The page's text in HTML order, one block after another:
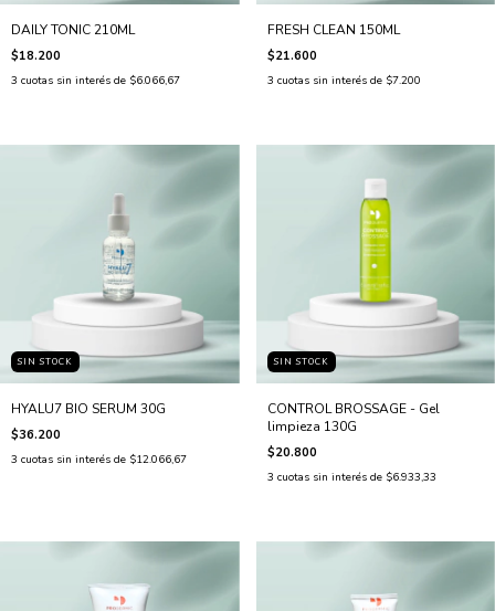
DAILY TONIC 210ML
$18.200
3 cuotas sin interés de $6.066,67
FRESH CLEAN 150ML
$21.600
3 cuotas sin interés de $7.200
SIN STOCK
HYALU7 BIO SERUM 30G
$36.200
3 cuotas sin interés de $12.066,67
SIN STOCK
CONTROL BROSSAGE - Gel
limpieza 130G
$20.800
3 cuotas sin interés de $6.933,33